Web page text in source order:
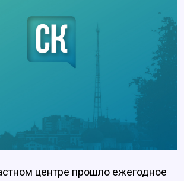
центре прошло ежегодное